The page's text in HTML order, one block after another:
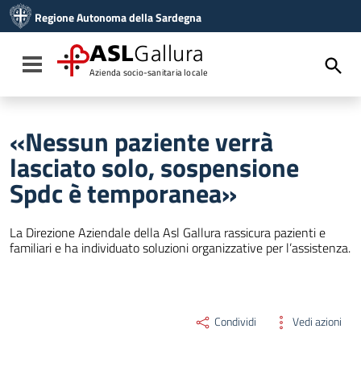
Vai al menu di navigazione
Vai al footer
Regione Autonoma della Sardegna
Toggle navigation
ASLGallura
Azienda socio-sanitaria locale
«Nessun paziente verrà
lasciato solo, sospensione
Spdc è temporanea»
La Direzione Aziendale della Asl Gallura rassicura pazienti e
familiari e ha individuato soluzioni organizzative per l’assistenza.
Condividi Vedi azioni